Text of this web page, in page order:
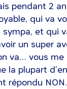
pendant 2
qui va
et qui
un super
va… vous me
la plupart
répondu